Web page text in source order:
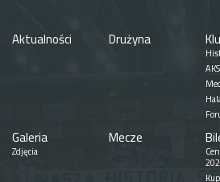
Aktualności Drużyna
Galeria
Zdjęcia
Mecze